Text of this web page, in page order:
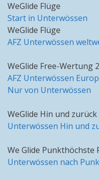
WeGlide Flüge
Start in Unterwössen
WeGlide Flüge
AFZ Unterwössen
WeGlide Free-Wertung
AFZ Unterwössen
Nur von Unterwössen
WeGlide Hin und zurück
Unterwössen Hin und
We Glide Punkthöchste
Unterwössen nach